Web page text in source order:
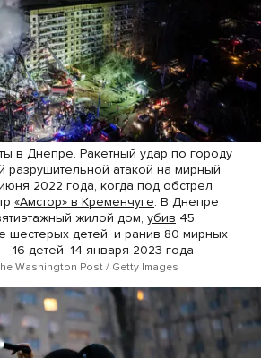
в Днепре. Ракетный удар по городу
разрушительной атакой на мирный
2022 года, когда под обстрел
«Амстор» в Кременчуге. В Днепре
жилой дом, убив 45
шестерых детей, и ранив 80 мирных
16 детей. 14 января 2023 года
Washington Post / Getty Images